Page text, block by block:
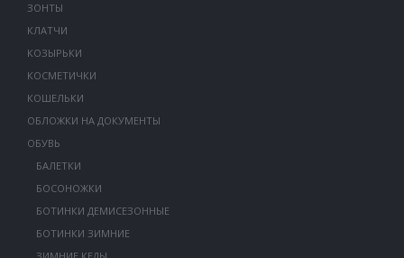
ЗОНТЫ
КЛАТЧИ
КОЗЫРЬКИ
КОСМЕТИЧКИ
КОШЕЛЬКИ
ОБЛОЖКИ НА ДОКУМЕНТЫ
ОБУВЬ
БАЛЕТКИ
БОСОНОЖКИ
БОТИНКИ ДЕМИСЕЗОННЫЕ
БОТИНКИ ЗИМНИЕ